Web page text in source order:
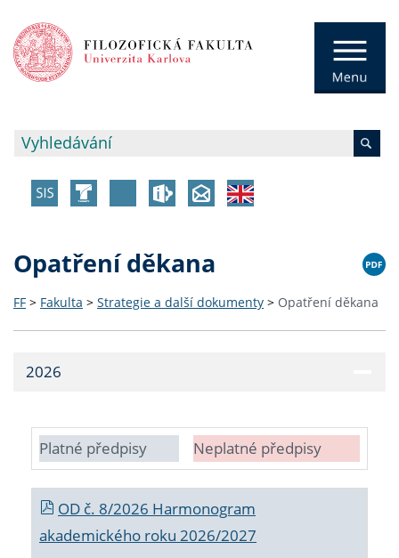
Opatření děkana
FF > Fakulta > Strategie a další dokumenty > Opatření děkana
2026
Platné předpisy Neplatné předpisy
OD č. 8/2026 Harmonogram
akademického roku 2026/2027